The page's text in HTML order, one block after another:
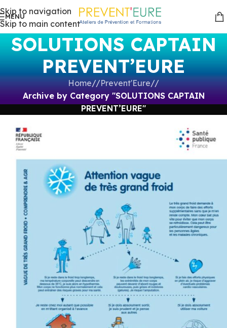
Skip to navigation
Skip to main content
MENU
SOLUTIONS CAPTAIN
PREVENT’EURE
Home/ Prevent'Eure/
Archive by Category "SOLUTIONS CAPTAIN
PREVENT’EURE"